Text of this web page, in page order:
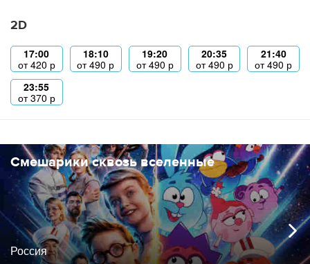
2D
17:00
от420 р
18:10
от490 р
19:20
от490 р
20:35
от490 р
21:40
от490 р
23:55
от370 р
Смешарики сквозь вселенные
Россия